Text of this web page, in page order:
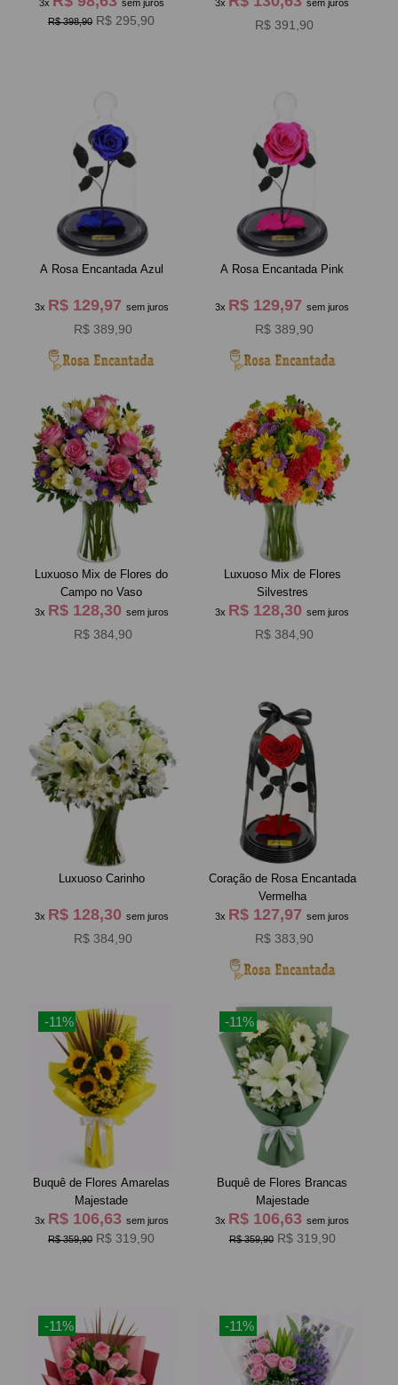
3x
sem juros
R$ 398,90 R$ 295,90
3x sem juros
R$ 391,90
A Rosa Encantada Azul
3x R$ 129,97 sem juros
R$ 389,90
A Rosa Encantada Pink
3x R$ 129,97sem juros
R$ 389,90
Luxuoso Mix de Flores do
Campo no Vaso
3x R$ 128,30 sem juros
R$ 384,90
Luxuoso Mix de Flores
Silvestres
3x R$ 128,30sem juros
R$ 384,90
Luxuoso Carinho
3x R$ 128,30 sem juros
R$ 384,90
Coração de Rosa Encantada
Vermelha
3x R$ 127,97sem juros
R$ 383,90
-11%
Buquê de Flores Amarelas
Majestade
3x R$ 106,63 sem juros
R$ 359,90 R$ 319,90
-11%
Buquê de Flores Brancas
Majestade
3x R$ 106,63sem juros
R$ 359,90 R$ 319,90
-11% -11%